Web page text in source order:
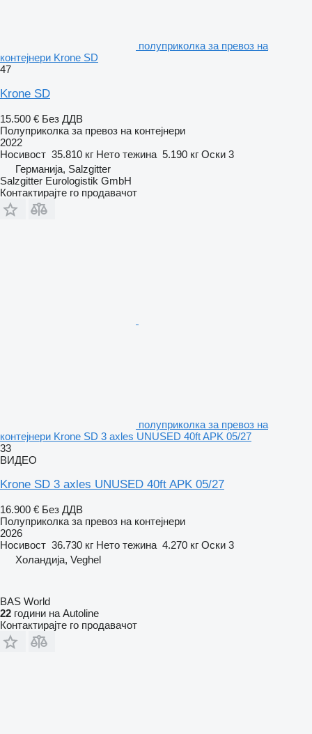
полуприколка за превоз на
контејнери Krone SD
47
Krone SD
15.500 € Без ДДВ
Полуприколка за превоз на контејнери
2022
Носивост 35.810 кг Нето тежина 5.190 кг Оски 3
Германија, Salzgitter
Salzgitter Eurologistik GmbH
Контактирајте го продавачот
полуприколка за превоз на
контејнери Krone SD 3 axles UNUSED 40ft APK 05/27
33
ВИДЕО
Krone SD 3 axles UNUSED 40ft APK 05/27
16.900 € Без ДДВ
Полуприколка за превоз на контејнери
2026
Носивост 36.730 кг Нето тежина 4.270 кг Оски 3
Холандија, Veghel
BAS World
22 години на Autoline
Контактирајте го продавачот